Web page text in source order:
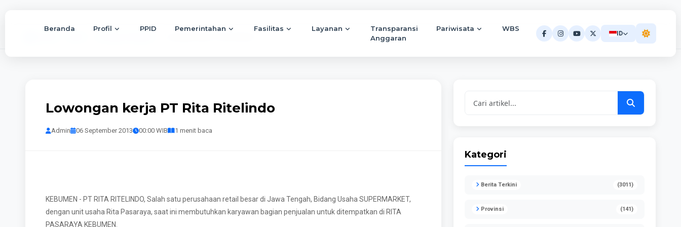
Beranda Profil PPID Pemerintahan Fasilitas Layanan
Transparansi
Anggaran
Pariwisata WBS
ID
Lowongan kerja PT Rita Ritelindo
Admin 06 September 2013 00:00 WIB 1 menit baca
KEBUMEN - PT RITA RITELINDO, Salah satu perusahaan retail besar di Jawa Tengah, Bidang Usaha SUPERMARKET,
dengan unit usaha Rita Pasaraya, saat ini membutuhkan karyawan bagian penjualan untuk ditempatkan di RITA
PASARAYA KEBUMEN.
Kategori
Berita Terkini (3011)
Provinsi (141)